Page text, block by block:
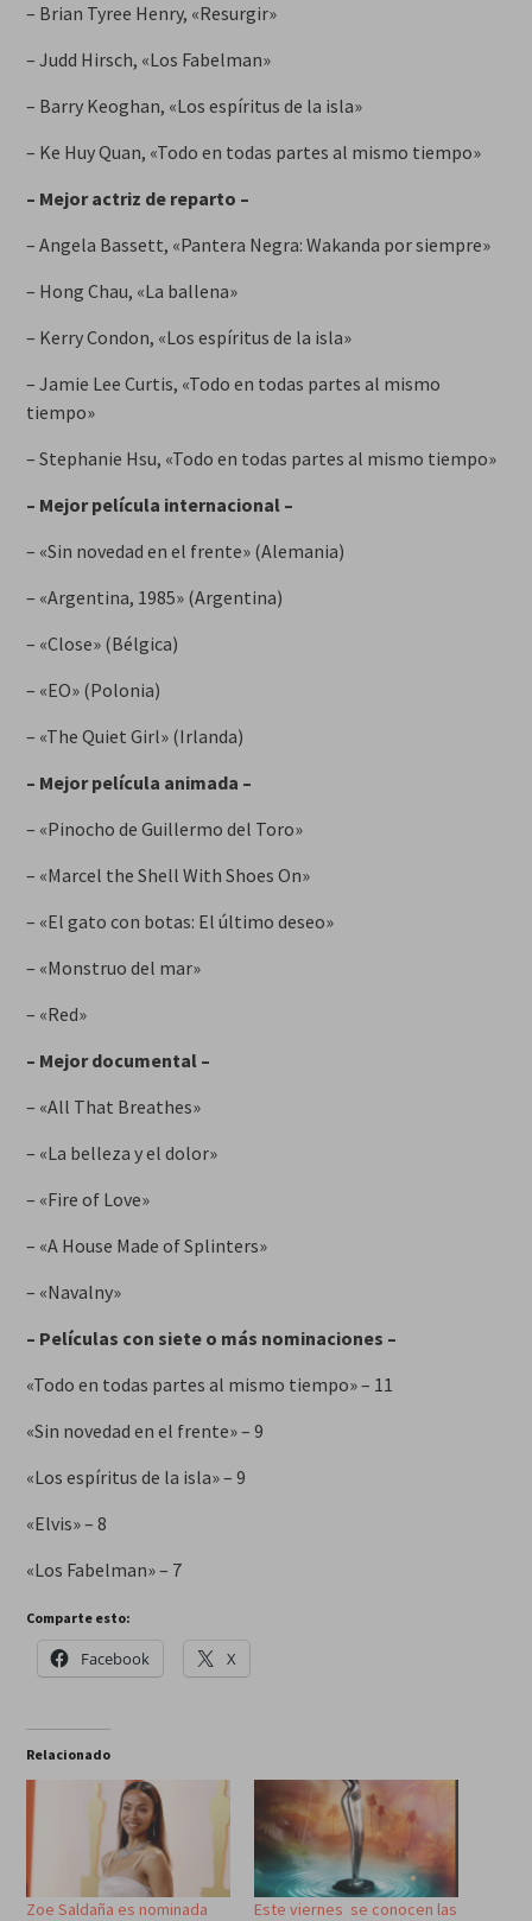
– Brian Tyree Henry, «Resurgir»
– Judd Hirsch, «Los Fabelman»
– Barry Keoghan, «Los espíritus de la isla»
– Ke Huy Quan, «Todo en todas partes al mismo tiempo»
– Mejor actriz de reparto –
– Angela Bassett, «Pantera Negra: Wakanda por siempre»
– Hong Chau, «La ballena»
– Kerry Condon, «Los espíritus de la isla»
– Jamie Lee Curtis, «Todo en todas partes al mismo
tiempo»
– Stephanie Hsu, «Todo en todas partes al mismo tiempo»
– Mejor película internacional –
– «Sin novedad en el frente» (Alemania)
– «Argentina, 1985» (Argentina)
– «Close» (Bélgica)
– «EO» (Polonia)
– «The Quiet Girl» (Irlanda)
– Mejor película animada –
– «Pinocho de Guillermo del Toro»
– «Marcel the Shell With Shoes On»
– «El gato con botas: El último deseo»
– «Monstruo del mar»
– «Red»
– Mejor documental –
– «All That Breathes»
– «La belleza y el dolor»
– «Fire of Love»
– «A House Made of Splinters»
– «Navalny»
– Películas con siete o más nominaciones –
«Todo en todas partes al mismo tiempo» – 11
«Sin novedad en el frente» – 9
«Los espíritus de la isla» – 9
«Elvis» – 8
«Los Fabelman» – 7
Comparte esto:
Facebook X
Relacionado
Zoe Saldaña es nominada Este viernes se conocen las